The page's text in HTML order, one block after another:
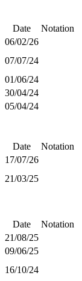
Date
Notation
06/02/26
07/07/24
01/06/24
30/04/24
05/04/24
Date
Notation
17/07/26
21/03/25
Date
Notation
21/08/25
09/06/25
16/10/24